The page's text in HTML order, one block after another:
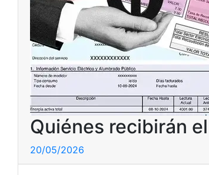
Quiénes recibirán
20/05/2026